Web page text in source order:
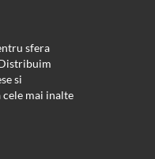
sfera
si
mai inalte